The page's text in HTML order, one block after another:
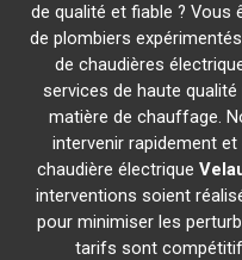
de qualité et fiable ? Vous
de plombiers
de chaudières
services de haute
matière de chauffage.
intervenir rapidement
chaudière électrique
interventions soient
pour minimiser les
tarifs sont